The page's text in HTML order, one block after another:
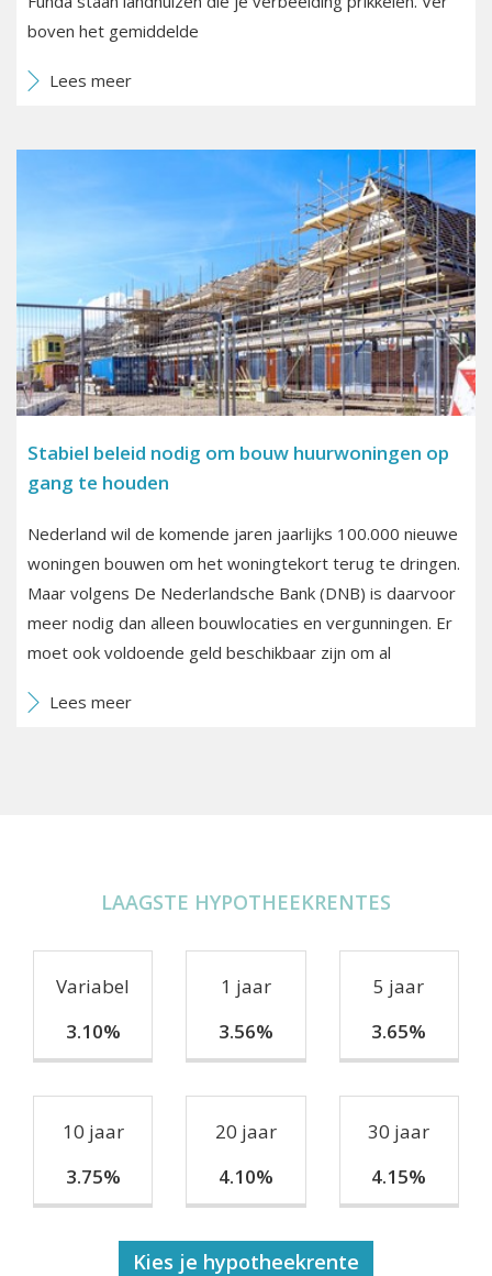
boven het gemiddelde
Lees meer
Stabiel beleid nodig om bouw huurwoningen op
gang te houden
Nederland wil de komende jaren jaarlijks 100.000 nieuwe
woningen bouwen om het woningtekort terug te dringen.
Maar volgens De Nederlandsche Bank (DNB) is daarvoor
meer nodig dan alleen bouwlocaties en vergunningen. Er
moet ook voldoende geld beschikbaar zijn om al
Lees meer
LAAGSTE HYPOTHEEKRENTES
Variabel
3.10%
1 jaar
3.56%
5 jaar
3.65%
10 jaar
3.75%
20 jaar
4.10%
30 jaar
4.15%
Kies je hypotheekrente